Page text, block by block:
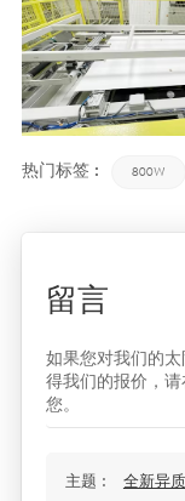
热门标签 : 800W
留言
如果您对我们的
得我们的报价，
您。
主题 : 全新异